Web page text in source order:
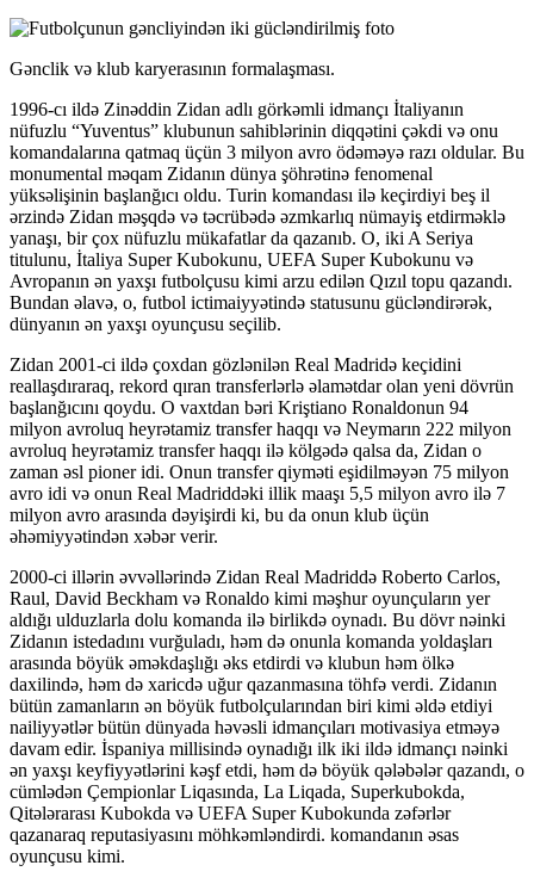
Gənclik və klub karyerasının formalaşması.
1996-cı ildə Zinəddin Zidan adlı görkəmli idmançı İtaliyanın
nüfuzlu “Yuventus” klubunun sahiblərinin diqqətini çəkdi və onu
komandalarına qatmaq üçün 3 milyon avro ödəməyə razı oldular. Bu
monumental məqam Zidanın dünya şöhrətinə fenomenal
yüksəlişinin başlanğıcı oldu. Turin komandası ilə keçirdiyi beş il
ərzində Zidan məşqdə və təcrübədə əzmkarlıq nümayiş etdirməklə
yanaşı, bir çox nüfuzlu mükafatlar da qazanıb. O, iki A Seriya
titulunu, İtaliya Super Kubokunu, UEFA Super Kubokunu və
Avropanın ən yaxşı futbolçusu kimi arzu edilən Qızıl topu qazandı.
Bundan əlavə, o, futbol ictimaiyyətində statusunu gücləndirərək,
dünyanın ən yaxşı oyunçusu seçilib.
Zidan 2001-ci ildə çoxdan gözlənilən Real Madridə keçidini
reallaşdıraraq, rekord qıran transferlərlə əlamətdar olan yeni dövrün
başlanğıcını qoydu. O vaxtdan bəri Kriştiano Ronaldonun 94
milyon avroluq heyrətamiz transfer haqqı və Neymarın 222 milyon
avroluq heyrətamiz transfer haqqı ilə kölgədə qalsa da, Zidan o
zaman əsl pioner idi. Onun transfer qiyməti eşidilməyən 75 milyon
avro idi və onun Real Madriddəki illik maaşı 5,5 milyon avro ilə 7
milyon avro arasında dəyişirdi ki, bu da onun klub üçün
əhəmiyyətindən xəbər verir.
2000-ci illərin əvvəllərində Zidan Real Madriddə Roberto Carlos,
Raul, David Beckham və Ronaldo kimi məşhur oyunçuların yer
aldığı ulduzlarla dolu komanda ilə birlikdə oynadı. Bu dövr nəinki
Zidanın istedadını vurğuladı, həm də onunla komanda yoldaşları
arasında böyük əməkdaşlığı əks etdirdi və klubun həm ölkə
daxilində, həm də xaricdə uğur qazanmasına töhfə verdi. Zidanın
bütün zamanların ən böyük futbolçularından biri kimi əldə etdiyi
nailiyyətlər bütün dünyada həvəsli idmançıları motivasiya etməyə
davam edir. İspaniya millisində oynadığı ilk iki ildə idmançı nəinki
ən yaxşı keyfiyyətlərini kəşf etdi, həm də böyük qələbələr qazandı, o
cümlədən Çempionlar Liqasında, La Liqada, Superkubokda,
Qitələrarası Kubokda və UEFA Super Kubokunda zəfərlər
qazanaraq reputasiyasını möhkəmləndirdi. komandanın əsas
oyunçusu kimi.